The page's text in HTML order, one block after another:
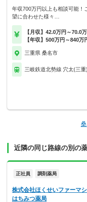
年収700万円以上も相談可能！
望に合わせた様々…
【月収】42.0万円～70.0
【年収】500万円～840万
三重県 桑名市
三岐鉄道北勢線 穴太(三重
近隣の同じ路線の別の
正社員 調剤薬局
株式会社ほくせいファーマ
はちみつ薬局